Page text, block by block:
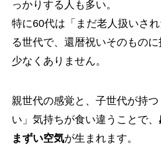
っかりする人も多い。
特に60代は「まだ老人扱いさ
る世代で、還暦祝いそのもの
少なくありません。
親世代の感覚と、子世代が持
い」気持ちが食い違うことで、
まずい空気が生まれます。